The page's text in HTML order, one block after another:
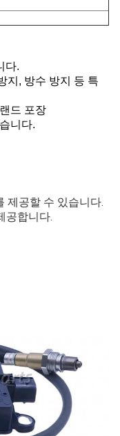
다.
지, 방수 방지 등 특
드 포장
니다.
제공할 수 있습니다.
공합니다.